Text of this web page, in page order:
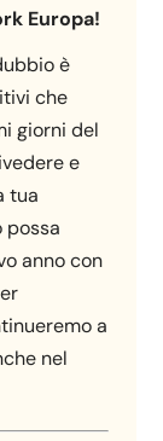
Europa!
è
che
giorni del
e
tua
possa
anno con
a
nel